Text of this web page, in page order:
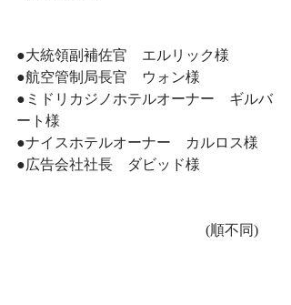
●大統領副補佐官　エルリック様
●航空管制局長官　ウォン様
●ミドリカジノホテルオーナー　ギルバ
ート様
●ナイスホテルオーナー　カルロス様
●広告会社社長　ダビッド様
(順不同)